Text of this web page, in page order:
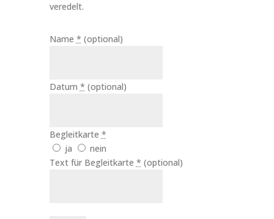
veredelt.
Name * (optional)
Datum * (optional)
Begleitkarte *
ja
nein
Text für Begleitkarte * (optional)